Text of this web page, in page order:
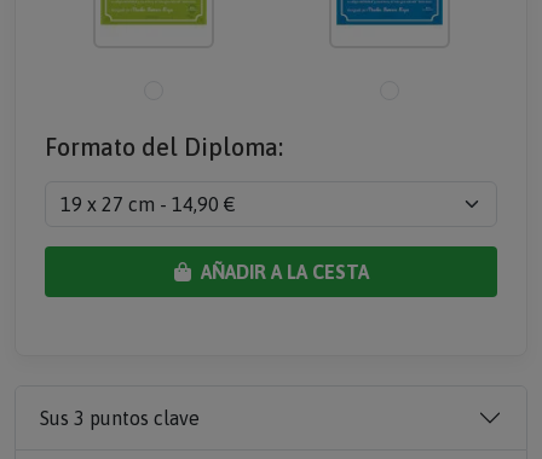
Formato del Diploma:
AÑADIR A LA CESTA
Sus 3 puntos clave